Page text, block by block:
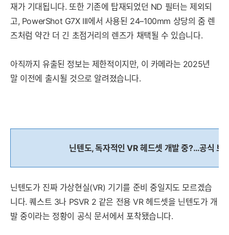
재가 기대됩니다. 또한 기존에 탑재되었던 ND 필터는 제외되
고, PowerShot G7X III에서 사용된 24–100mm 상당의 줌 렌
즈처럼 약간 더 긴 초점거리의 렌즈가 채택될 수 있습니다.
아직까지 유출된 정보는 제한적이지만, 이 카메라는 2025년
말 이전에 출시될 것으로 알려졌습니다.
닌텐도, 독자적인 VR 헤드셋 개발 중?…공식 보
닌텐도가 진짜 가상현실(VR) 기기를 준비 중일지도 모르겠습
니다. 퀘스트 3나 PSVR 2 같은 전용 VR 헤드셋을 닌텐도가 개
발 중이라는 정황이 공식 문서에서 포착됐습니다.